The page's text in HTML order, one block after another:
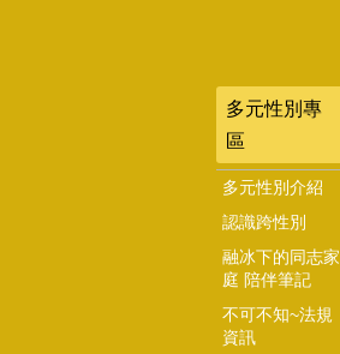
多元性別專
區
多元性別介紹
認識跨性別
融冰下的同志家
庭 陪伴筆記
不可不知~法規
資訊